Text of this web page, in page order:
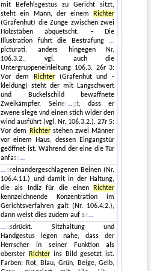
mit Befehlsgestus zu Gericht sitzt,
steht ein Mann, der einem
Richter
(Grafenhut) die Zunge zwischen zwei
Holzstäben abquetscht. – Die
Illustration führt die Bestrafung
picturati, anders hingegen Nr.
106.3.2., vgl. auch die
Untergruppeneinleitung 106.3. 26r 3:
Vor dem
Richter(Grafenhut und -
kleidung) steht der mit Langschwert
und Buckelschild bewaffnete
Zweikämpfer. Seiner
gt, dass er
zwene slege vnd einen stich wider den
wind ausführt (vgl. Nr. 106.3.2.). 27r 5:
Vor dem
Richterstehen zwei Männer
vor einem Haus, dessen Eingangstür
geöffnet ist. Während der eine die Tür
anfass
ereinandergeschlagenen Beinen (Nr.
106.4.11.) und damit in der Haltung,
die als Indiz für die einen
Richter
kennzeichnende Konzentration im
Gerichtsverfahren galt (Nr. 106.4.2.),
dann weist dies zudem auf se
usdrückt. Sitzhaltung und
Handgestus legen nahe, dass der
Herrscher in seiner Funktion als
oberster
Richter ins Bild gesetzt ist.
Farben: Rot, Blau, Grün, Beige, Gelb,